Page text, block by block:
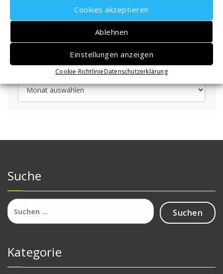
Cookies akzeptieren
Ablehnen
Einstellungen anzeigen
Cookie-RichtlinieDatenschutzerklärung
Beitragsarchiv
Beitragsarchiv
Suche
Suchen
nach:
Kategorie